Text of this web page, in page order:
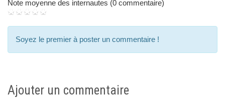
Note moyenne des internautes (0 commentaire)
Soyez le premier à poster un commentaire !
Ajouter un commentaire